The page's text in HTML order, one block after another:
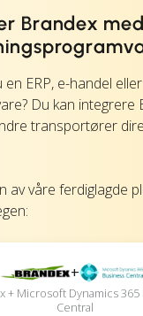
Brandex
en ERP, e-handel
Du kan integrere
transportører
av våre ferdiglagde
+
+ Microsoft Dynamics 365
Central